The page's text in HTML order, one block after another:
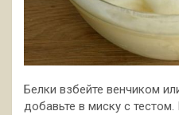
Белки взбейте венчиком
добавьте в миску с